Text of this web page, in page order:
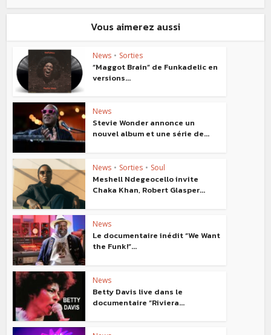
Vous aimerez aussi
News • Sorties
“Maggot Brain” de Funkadelic en
versions...
News
Stevie Wonder annonce un
nouvel album et une série de...
News • Sorties • Soul
Meshell Ndegeocello invite
Chaka Khan, Robert Glasper...
News
Le documentaire inédit “We Want
the Funk!”...
News
Betty Davis live dans le
documentaire “Riviera...